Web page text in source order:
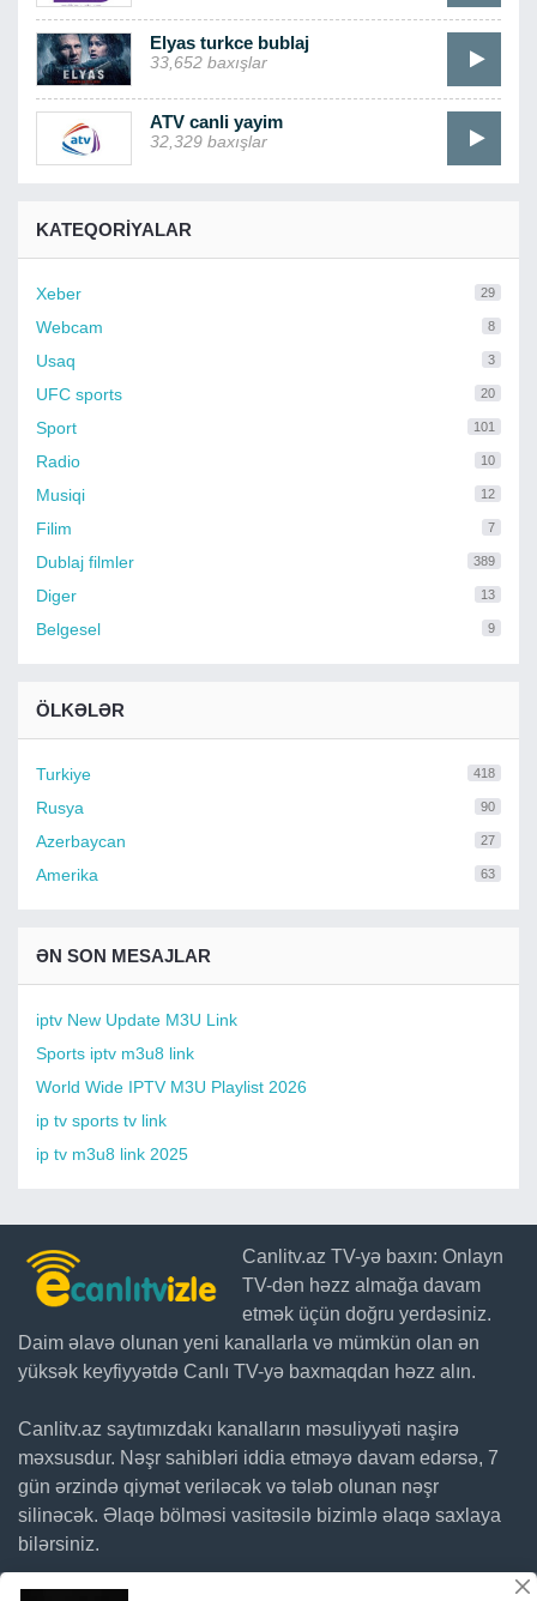
Elyas turkce bublaj
33,652 baxışlar
ATV canli yayim
32,329 baxışlar
KATEQORIYALAR
Xeber 29
Webcam 8
Usaq 3
UFC sports 20
Sport 101
Radio 10
Musiqi 12
Filim 7
Dublaj filmler 389
Diger 13
Belgesel 9
ÖLKƏLƏR
Turkiye 418
Rusya 90
Azerbaycan 27
Amerika 63
ƏN SON MESAJLAR
iptv New Update M3U Link
Sports iptv m3u8 link
World Wide IPTV M3U Playlist 2026
ip tv sports tv link
ip tv m3u8 link 2025
Canlitv.az TV-yə baxın: Onlayn
TV-dən həzz almağa davam
etmək üçün doğru yerdəsiniz.
Daim əlavə olunan yeni kanallarla və mümkün olan ən
yüksək keyfiyyətdə Canlı TV-yə baxmaqdan həzz alın.
Canlitv.az saytımızdakı kanalların məsuliyyəti naşirə
məxsusdur. Nəşr sahibləri iddia etməyə davam edərsə, 7
gün ərzində qiymət veriləcək və tələb olunan nəşr
silinəcək. Əlaqə bölməsi vasitəsilə bizimlə əlaqə saxlaya
bilərsiniz.